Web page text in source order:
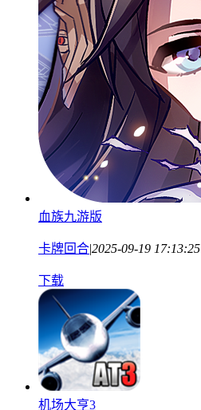
血族九游版
卡牌回合|2025-09-19 17:13:25
下载
机场大亨3